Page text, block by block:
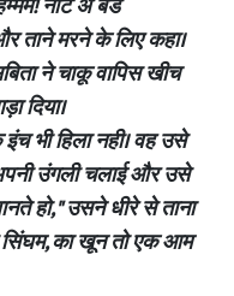
नॉट अ बैड
ताने मरने के लिए कहा।
ने चाकू वापिस खीच
दिया।
भी हिला नही। वह उसे
उंगली चलाई और उसे
हो," उसने धीरे से ताना
सिंघम, का खून तो एक आम